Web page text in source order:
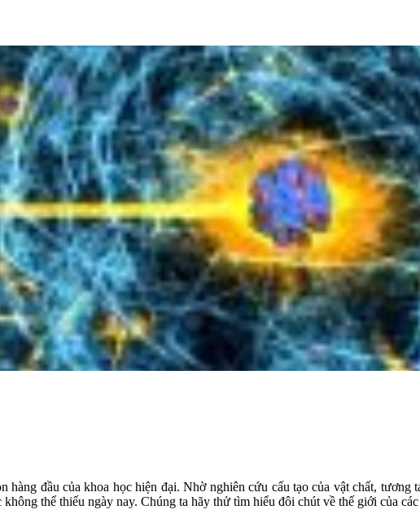
đầu của khoa học hiện đại. Nhờ nghiên cứu cấu tạo của vật chất, tương
thể thiếu ngày nay. Chúng ta hãy thử tìm hiểu đôi chút về thế giới của